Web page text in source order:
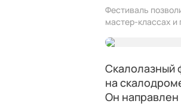
Фестиваль
мастер‑классах
Скалолазный
на
Он направлен